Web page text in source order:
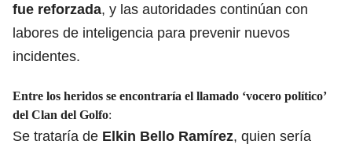
fue reforzada, y las autoridades continúan con
labores de inteligencia para prevenir nuevos
incidentes.
Entre los heridos se encontraría el llamado ‘vocero político’
del Clan del Golfo:
Se trataría de Elkin Bello Ramírez, quien sería